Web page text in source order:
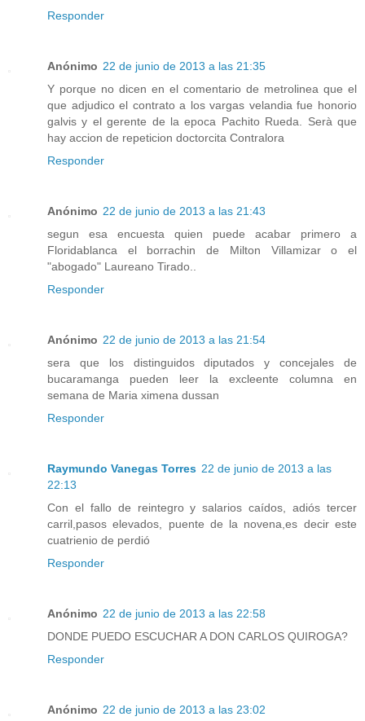
Responder
Anónimo 22 de junio de 2013 a las 21:35
Y porque no dicen en el comentario de metrolinea que el
que adjudico el contrato a los vargas velandia fue honorio
galvis y el gerente de la epoca Pachito Rueda. Serà que
hay accion de repeticion doctorcita Contralora
Responder
Anónimo 22 de junio de 2013 a las 21:43
segun esa encuesta quien puede acabar primero a
Floridablanca el borrachin de Milton Villamizar o el
"abogado" Laureano Tirado..
Responder
Anónimo 22 de junio de 2013 a las 21:54
sera que los distinguidos diputados y concejales de
bucaramanga pueden leer la excleente columna en
semana de Maria ximena dussan
Responder
Raymundo Vanegas Torres 22 de junio de 2013 a las
22:13
Con el fallo de reintegro y salarios caídos, adiós tercer
carril,pasos elevados, puente de la novena,es decir este
cuatrienio de perdió
Responder
Anónimo 22 de junio de 2013 a las 22:58
DONDE PUEDO ESCUCHAR A DON CARLOS QUIROGA?
Responder
Anónimo 22 de junio de 2013 a las 23:02